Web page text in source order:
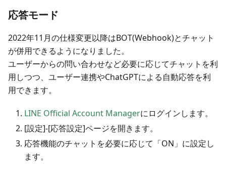
応答モード
2022年11月の仕様変更以降はBOT(Webhook)とチャット
が併用できるようになりました。
ユーザーからの問い合わせなど必要に応じてチャットを利
用しつつ、ユーザー連携やChatGPTによる自動応答を利
用できます。
LINE Official Account Managerにログインします。
[設定]-[応答設定]ページを開きます。
応答機能のチャットを必要に応じて「ON」に設定し
ます。